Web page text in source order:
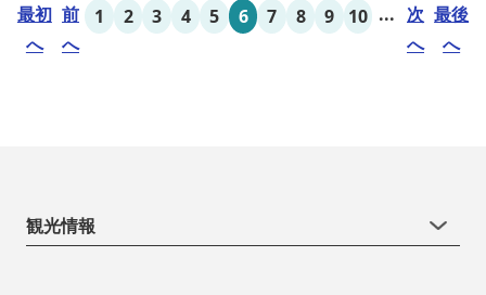
最初
へ
前
へ
1 2 3 4 5 6 7 8 9 10 ... 次
へ
最後
へ
観光情報